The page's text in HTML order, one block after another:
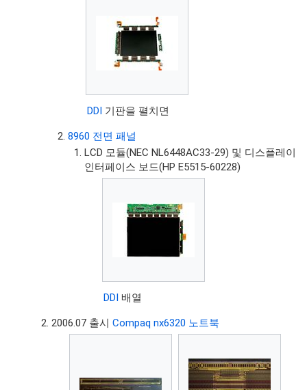
DDI 기판을 펼치면
8960 전면 패널
LCD 모듈(NEC NL6448AC33-29) 및 디스플레이
인터페이스 보드(HP E5515-60228)
DDI 배열
2006.07 출시Compaq nx6320 노트북